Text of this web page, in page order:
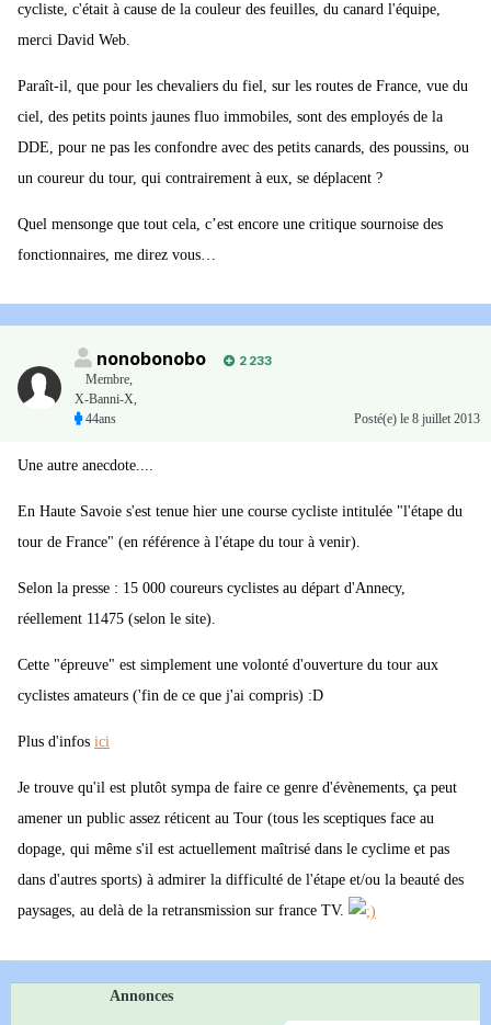
cycliste, c'était à cause de la couleur des feuilles, du canard l'équipe,
merci David Web.
Paraît-il, que pour les chevaliers du fiel, sur les routes de France, vue du
ciel, des petits points jaunes fluo immobiles, sont des employés de la
DDE, pour ne pas les confondre avec des petits canards, des poussins, ou
un coureur du tour, qui contrairement à eux, se déplacent ?
Quel mensonge que tout cela, c’est encore une critique sournoise des
fonctionnaires, me direz vous…
nonobonobo
2 233
Membre,
X-Banni-X,
44ans
Posté(e) le 8 juillet 2013
Une autre anecdote....
En Haute Savoie s'est tenue hier une course cycliste intitulée "l'étape du
tour de France" (en référence à l'étape du tour à venir).
Selon la presse : 15 000 coureurs cyclistes au départ d'Annecy,
réellement 11475 (selon le site).
Cette "épreuve" est simplement une volonté d'ouverture du tour aux
cyclistes amateurs ('fin de ce que j'ai compris) :D
Plus d'infos ici
Je trouve qu'il est plutôt sympa de faire ce genre d'évènements, ça peut
amener un public assez réticent au Tour (tous les sceptiques face au
dopage, qui même s'il est actuellement maîtrisé dans le cyclime et pas
dans d'autres sports) à admirer la difficulté de l'étape et/ou la beauté des
paysages, au delà de la retransmission sur france TV.
Annonces